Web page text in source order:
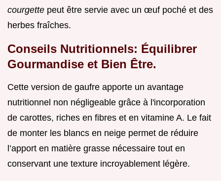
courgette peut être servie avec un œuf poché et des
herbes fraîches.
Conseils Nutritionnels: Équilibrer
Gourmandise et Bien Être.
Cette version de gaufre apporte un avantage
nutritionnel non négligeable grâce à l'incorporation
de carottes, riches en fibres et en vitamine A. Le fait
de monter les blancs en neige permet de réduire
l’apport en matière grasse nécessaire tout en
conservant une texture incroyablement légère.